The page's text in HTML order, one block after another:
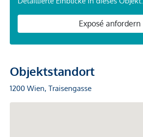
Exposé anfordern
Objektstandort
1200 Wien, Traisengasse